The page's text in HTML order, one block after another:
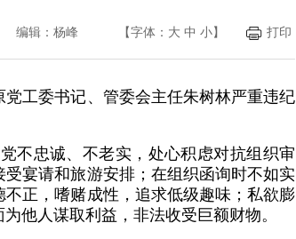
编辑：杨峰 【字体： 大 中 小】 打印
工委书记、管委会主任朱树林严重违纪
不忠诚、不老实，处心积虑对抗组织审
宴请和旅游安排；在组织函询时不如实
正，嗜赌成性，追求低级趣味；私欲膨
他人谋取利益，非法收受巨额财物。